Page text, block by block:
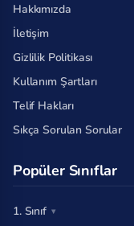
Hakkımızda
İletişim
Gizlilik Politikası
Kullanım Şartları
Telif Hakları
Sıkça Sorulan Sorular
Popüler Sınıflar
1. Sınıf